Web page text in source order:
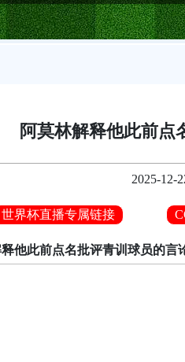
阿莫林解释他此前点
2025-12-
世界杯直播专属链接
他此前点名批评青训球员的言